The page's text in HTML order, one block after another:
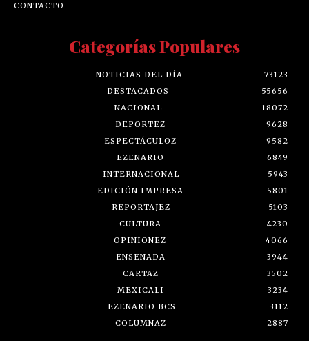
CONTACTO
Categorías Populares
NOTICIAS DEL DÍA
73123
DESTACADOS
55656
NACIONAL
18072
DEPORTEZ
9628
ESPECTÁCULOZ
9582
EZENARIO
6849
INTERNACIONAL
5943
EDICIÓN IMPRESA
5801
REPORTAJEZ
5103
CULTURA
4230
OPINIONEZ
4066
ENSENADA
3944
CARTAZ
3502
MEXICALI
3234
EZENARIO BCS
3112
COLUMNAZ
2887